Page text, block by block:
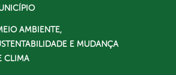
AMBIENTE,
E MUDANÇA
CLIMA